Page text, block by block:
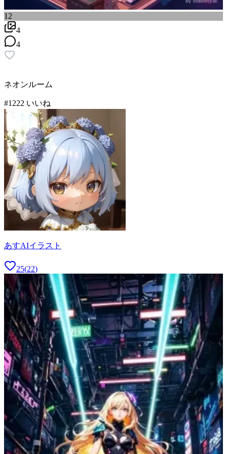
12
4
4
ネオンルーム
#1222 いいね
あすAIイラスト
25(22)